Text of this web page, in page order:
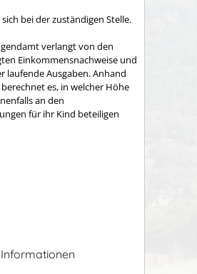
bei der zuständigen Stelle.
verlangt von den
Einkommensnachweise und
laufende Ausgaben. Anhand
es, in welcher Höhe
an den
für ihr Kind beteiligen